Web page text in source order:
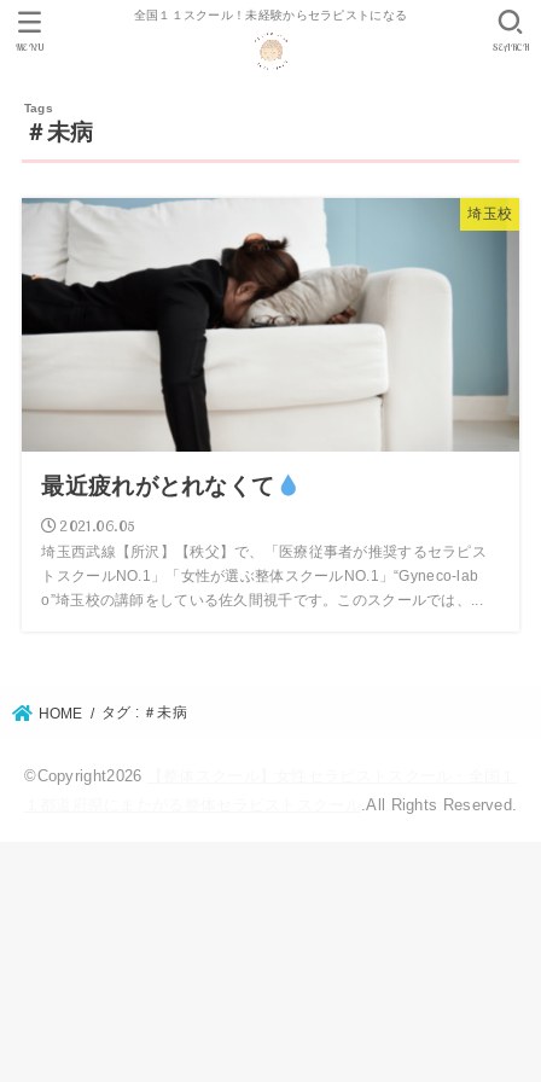
全国１１スクール！未経験からセラピストになる
SEARCH
MENU
＃未病
埼玉校
最近疲れがとれなくて
2021.06.05
埼玉西武線【所沢】【秩父】で、「医療従事者が推奨するセラピス
トスクールNO.1」「女性が選ぶ整体スクールNO.1」“Gyneco-lab
o”埼玉校の講師をしている佐久間視千です。このスクールでは、...
HOME タグ : ＃未病
©Copyright2026
.All Rights Reserved.